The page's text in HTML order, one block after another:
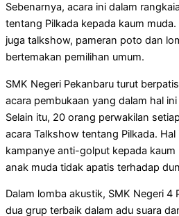
Sebenarnya, acara ini dalam
tentang Pilkada kepada kaum
juga talkshow, pameran poto dan
bertemakan pemilihan umum.
SMK Negeri Pekanbaru turut
acara pembukaan yang dalam hal ini
Selain itu, 20 orang perwakilan
acara Talkshow tentang Pilkada.
kampanye anti-golput kepada kaum
anak muda tidak apatis terhadap
Dalam lomba akustik, SMK Negeri 4
dua grup terbaik dalam adu suara